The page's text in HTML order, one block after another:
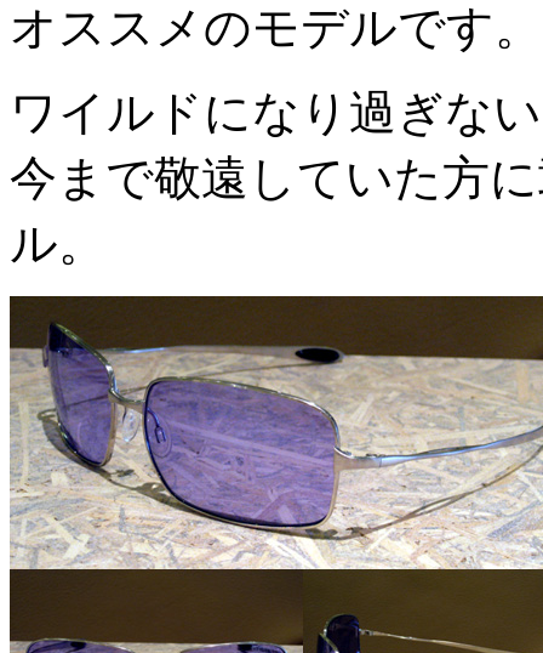
オススメのモデルです。
ワイルドになり過ぎな
今まで敬遠していた方
ル。